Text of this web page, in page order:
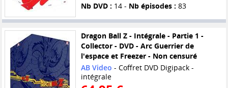
Nb DVD : 14 - Nb épisodes : 83
Dragon Ball Z - Intégrale - Partie 1 -
Collector - DVD - Arc Guerrier de
l'espace et Freezer - Non censuré
AB Video - Coffret DVD Digipack -
intégrale